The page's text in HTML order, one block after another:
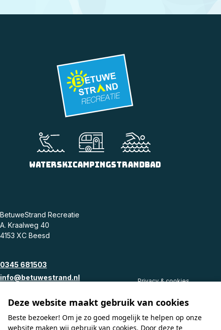
WaterskiCampingStrandbad
BetuweStrand Recreatie
A. Kraalweg 40
4153 XC Beesd
0345 681503
info@betuwestrand.nl
Facebook
Instagram
Privacy & cookies
Disclaimer
© 2026 - Website 💙 Prosuco
Deze website maakt gebruik van cookies
Beste bezoeker! Om je zo goed mogelijk te helpen op onze
website maken wij gebruik van cookies. Door deze te